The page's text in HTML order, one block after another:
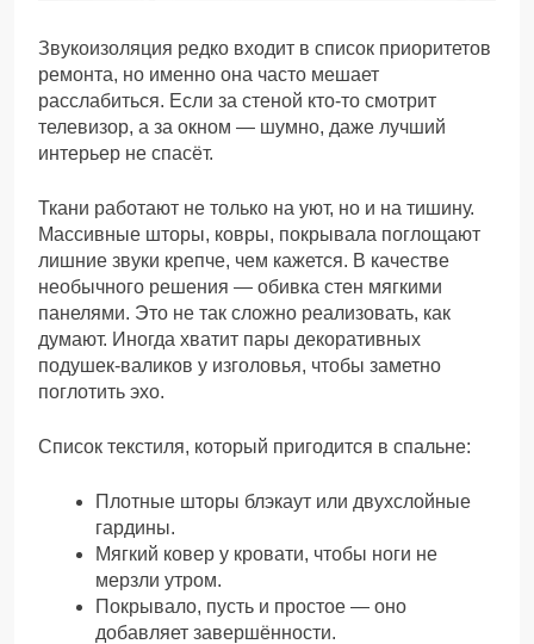
Звукоизоляция редко входит в список приоритетов
ремонта, но именно она часто мешает
расслабиться. Если за стеной кто-то смотрит
телевизор, а за окном — шумно, даже лучший
интерьер не спасёт.
Ткани работают не только на уют, но и на тишину.
Массивные шторы, ковры, покрывала поглощают
лишние звуки крепче, чем кажется. В качестве
необычного решения — обивка стен мягкими
панелями. Это не так сложно реализовать, как
думают. Иногда хватит пары декоративных
подушек-валиков у изголовья, чтобы заметно
поглотить эхо.
Список текстиля, который пригодится в спальне:
Плотные шторы блэкаут или двухслойные
гардины.
Мягкий ковер у кровати, чтобы ноги не
мерзли утром.
Покрывало, пусть и простое — оно
добавляет завершённости.